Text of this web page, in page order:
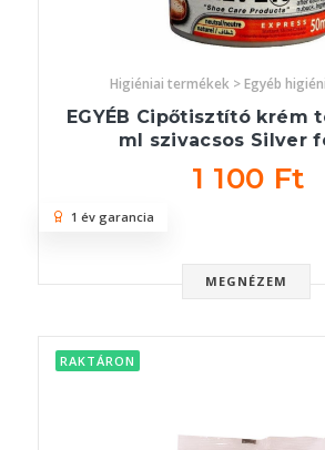
Higiéniai termékek > Egyéb
EGYÉB Cipőtisztító krém
ml szivacsos Silver
1 100 Ft
MEGNÉZEM
1 év garancia
RAKTÁRON